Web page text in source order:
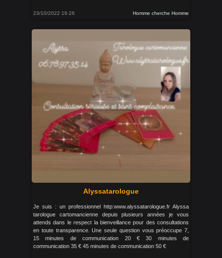
23/10/2022 16:26 Homme cherche Homme
Alyssatarologue
Je suis : un professionnel http:www.alyssatarologue.fr Alyssa
tarologue cartomancienne depuis plusieurs années je vous
attends dans le respect la bienveillance pour des consultations
en toute transparence. Une seule question vous préoccupe 7,
15 minutes de communication 20 € 30 minutes de
communication 35 € 45 minutes de communication 50 €